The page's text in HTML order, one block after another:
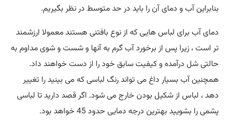
بنابراین آب و دمای آن را باید در حد متوسط در نظر بگیریم.
دمای آب برای لباس هایی که از نوع بافتنی هستند معمولا ارزشمند
تر است ، زیرا پس از برخورد آب گرم به آنها و شست و شوی مداوم به
حالتی شل درآمده و کیفیت سابق خود را از دست خواهند داد.
همچنین آب بسیار داغ می تواند رنگ لباسی که می بینید را تغییر
دهد ، لباس از شکیل بودن خارج می شود. اگر قصد دارید تا لباسی
پشمی را بشویید بهترین درجه دمایی حدود 45 خواهد بود.